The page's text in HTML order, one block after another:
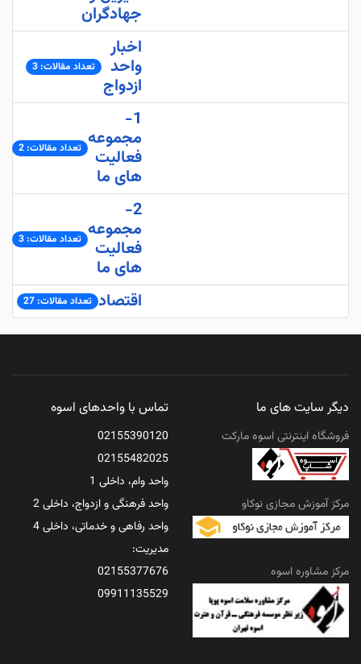
جهادگران
اخبار
واحد
ازدواج
تعداد مقالات: 3
1-
مجموعه
فعالیت
های ما
تعداد مقالات: 2
2-
مجموعه
فعالیت
های ما
تعداد مقالات: 3
اقتصاد تعداد مقالات: 27
دیگر سایت های ما
فروشگاه اینترنتی اسوه مارکت
مرکز آموزش مجازی نوکاو
مرکز مشاوره اسوه
تماس با واحدهای اسوه
02155390120
02155482025
واحد وام، داخلی 1
واحد فرهنگی و ازدواج، داخلی 2
واحد رفاهی و خدماتی، داخلی 4
مدیریت:
02155377676
09911135529